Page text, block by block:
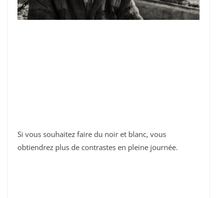
Si vous souhaitez faire du noir et blanc, vous
obtiendrez plus de contrastes en pleine journée.